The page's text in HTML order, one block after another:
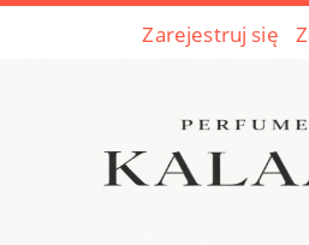
Zarejestruj się